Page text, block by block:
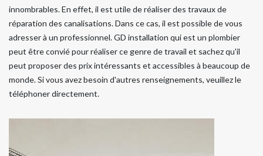
innombrables. En effet, il est utile de réaliser des travaux de
réparation des canalisations. Dans ce cas, il est possible de vous
adresser à un professionnel. GD installation qui est un plombier
peut être convié pour réaliser ce genre de travail et sachez qu'il
peut proposer des prix intéressants et accessibles à beaucoup de
monde. Si vous avez besoin d'autres renseignements, veuillez le
téléphoner directement.